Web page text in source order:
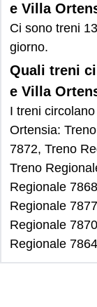
e Villa
Ci sono treni
giorno.
Quali treni
e Villa
I treni
Ortensia:
7872, Treno
Treno
Regionale
Regionale
Regionale
Regionale 7864